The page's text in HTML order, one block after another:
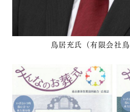
鳥居充氏（有限会社